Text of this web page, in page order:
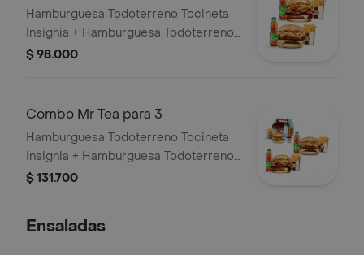
Hamburguesa Todoterreno Tocineta
Insignia + Hamburguesa Todoterreno
Callejera + 2 papas grandes + 2 Mr
$ 98.000
Combo Mr Tea para 3
Hamburguesa Todoterreno Tocineta
Insignia + Hamburguesa Todoterreno
Callejera + 2 papas grandes + 2 Mr
$ 131.700
Ensaladas